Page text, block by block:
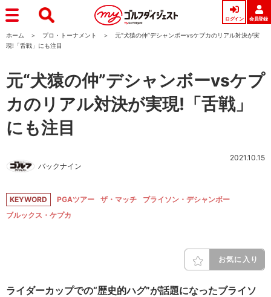
ログイン 会員登録
ホーム プロ・トーナメント
元“犬猿の仲”デシャンボーvsケプカのリアル対決が実
現!「舌戦」にも注目
元“犬猿の仲”デシャンボーvsケプ
カのリアル対決が実現!「舌戦」
にも注目
バックナイン
2021.10.15
KEYWORD PGAツアー ザ・マッチ
ブライソン・デシャンボー
ブルックス・ケプカ
お気に入り
ライダーカップでの“歴史的ハグ”が話題になったブライソ